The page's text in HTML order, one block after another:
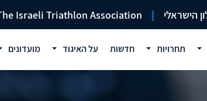
הישראלי |
Israeli Triathlon Association
תחרויות חדשות על האיגוד מועדונים